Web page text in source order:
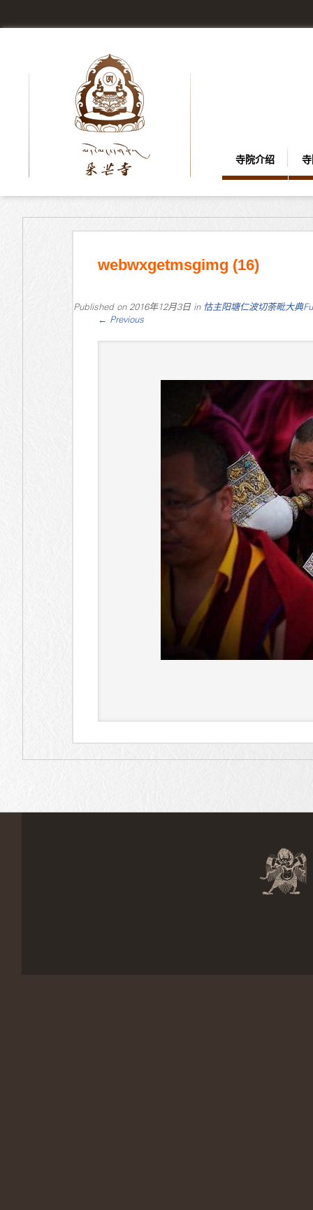
寺院介绍
webwxgetmsgimg (16)
Published on 2016年12月3日in 怙主阳塘仁波切荼毗大典
← Previous